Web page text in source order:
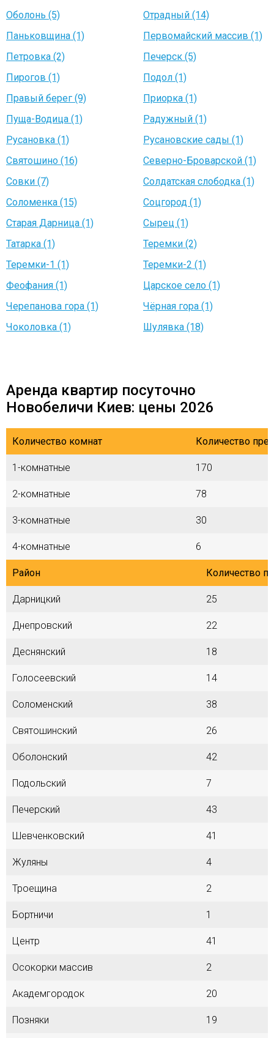
Оболонь (5)
Отрадный (14)
Паньковщина (1)
Первомайский массив (1)
Петровка (2)
Печерск (5)
Пирогов (1)
Подол (1)
Правый берег (9)
Приорка (1)
Пуща-Водица (1)
Радужный (1)
Русановка (1)
Русановские сады (1)
Святошино (16)
Северно-Броварской (1)
Совки (7)
Солдатская слободка (1)
Соломенка (15)
Соцгород (1)
Старая Дарница (1)
Сырец (1)
Татарка (1)
Теремки (2)
Теремки-1 (1)
Теремки-2 (1)
Феофания (1)
Царское село (1)
Черепанова гора (1)
Чёрная гора (1)
Чоколовка (1)
Шулявка (18)
Аренда квартир посуточно
Новобеличи Киев: цены 2026
Количество комнат Количество
1-комнатные 170
2-комнатные 78
3-комнатные 30
4-комнатные 6
Район Количество
Дарницкий 25
Днепровский 22
Деснянский 18
Голосеевский 14
Соломенский 38
Святошинский 26
Оболонский 42
Подольский 7
Печерский 43
Шевченковский 41
Жуляны 4
Троещина 2
Бортничи 1
Центр 41
Осокорки массив 2
Академгородок 20
Позняки 19